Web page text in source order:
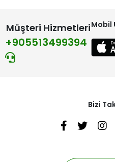
Müşteri Hizmetleri
+905513499394
Mobil
Bizi